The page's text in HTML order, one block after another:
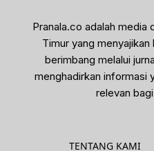
Pranala.co adalah media
Timur yang
berimbang melalui
menghadirkan informasi
relevan
TENTANG KAMI